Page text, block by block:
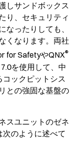
しサンドボックス
り、セキュリティ
なったりしても、
くなります。両社
for SafetyやQNX®
を使用して、中
ックピットシス
との強固な基盤の
スユニットのゼネ
のように述べて